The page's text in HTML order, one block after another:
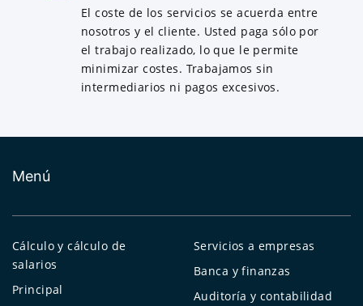
El coste de los servicios se acuerda entre
nosotros y el cliente. Usted paga sólo por
el trabajo realizado, lo que le permite
minimizar costes. Trabajamos sin
intermediarios ni pagos excesivos.
Menú
Cálculo y cálculo de
salarios
Principal
Servicios a empresas
Banca y finanzas
Auditoría y contabilidad